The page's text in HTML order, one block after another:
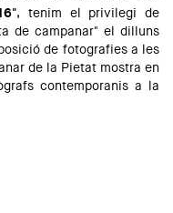
, tenim el privilegi de
de campanar" el dilluns
de fotografies a les
de la Pietat mostra en
contemporanis a la
de campanar"